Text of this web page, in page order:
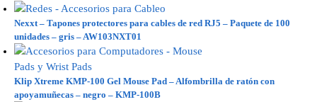
Nexxt – Tapones protectores para cables de red RJ5 – Paquete de 100
unidades – gris – AW103NXT01
Klip Xtreme KMP-100 Gel Mouse Pad – Alfombrilla de ratón con
apoyamuñecas – negro – KMP-100B